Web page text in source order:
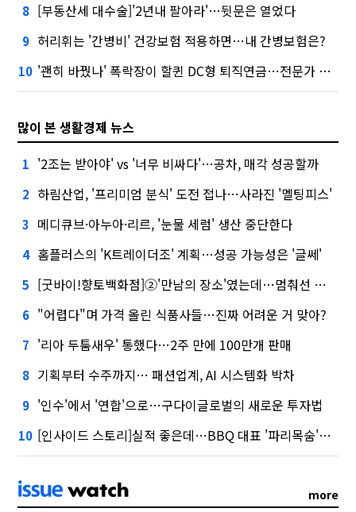
8 [부동산세 대수술]'2년내 팔아라'…뒷문은 열었다
9 허리휘는 '간병비' 건강보험 적용하면…내 간병보험은?
10 '괜히 바꿨나' 폭락장이 할퀸 DC형 퇴직연금…전문가 조언은
많이 본 생활경제 뉴스
1 '2조는 받아야' vs '너무 비싸다'…공차, 매각 성공할까
2 하림산업, '프리미엄 분식' 도전 접나…사라진 '멜팅피스'
3 메디큐브·아누아·리르, '눈물 세럼' 생산 중단한다
4 홈플러스의 'K트레이더조' 계획…성공 가능성은 '글쎄'
5 [굿바이!향토백화점]②'만남의 장소'였는데…멈춰선 대백의 시계
6 "어렵다"며 가격 올린 식품사들…진짜 어려운 거 맞아?
7 '리아 두툼새우' 통했다…2주 만에 100만개 판매
8 기획부터 수주까지… 패션업계, AI 시스템화 박차
9 '인수'에서 '연합'으로…구다이글로벌의 새로운 투자법
10 [인사이드 스토리]실적 좋은데…BBQ 대표 '파리목숨'된 이유
more